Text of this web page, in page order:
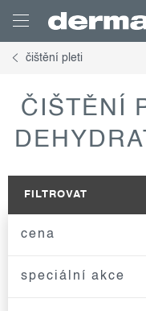
obsah
čištění pleti
ČIŠTĚNÍ
FILTROVAT
cena
speciální akce